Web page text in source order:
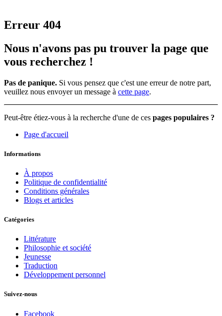
Erreur 404
Nous n'avons pas pu trouver la page que
vous recherchez !
Pas de panique. Si vous pensez que c'est une erreur de notre part,
veuillez nous envoyer un message à cette page.
Peut-être étiez-vous à la recherche d'une de ces pages populaires ?
Page d'accueil
Informations
À propos
Politique de confidentialité
Conditions générales
Blogs et articles
Catégories
Littérature
Philosophie et société
Jeunesse
Traduction
Développement personnel
Suivez-nous
Facebook